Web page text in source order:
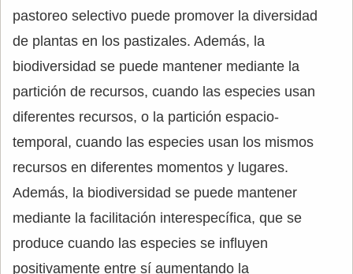
pastoreo selectivo puede promover la diversidad
de plantas en los pastizales. Además, la
biodiversidad se puede mantener mediante la
partición de recursos, cuando las especies usan
diferentes recursos, o la partición espacio-
temporal, cuando las especies usan los mismos
recursos en diferentes momentos y lugares.
Además, la biodiversidad se puede mantener
mediante la facilitación interespecífica, que se
produce cuando las especies se influyen
positivamente entre sí aumentando la